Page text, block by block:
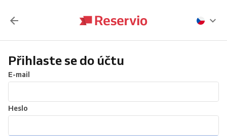
Přihlaste se do účtu
E-mail
Heslo